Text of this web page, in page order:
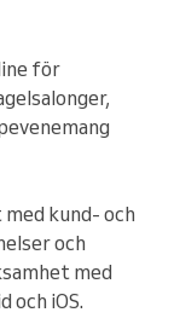
för
kund- och
och
med
och iOS.